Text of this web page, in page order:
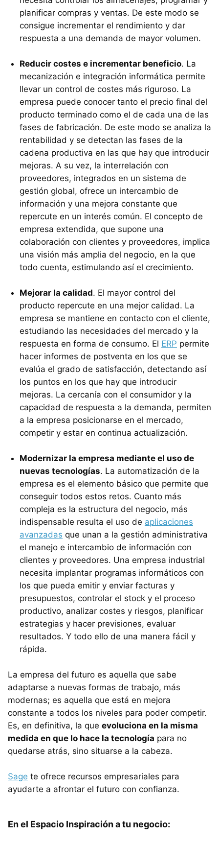
planificar compras y ventas. De este modo se
consigue incrementar el rendimiento y dar
respuesta a una demanda de mayor volumen.
Reducir costes e incrementar beneficio. La
mecanización e integración informática permite
llevar un control de costes más riguroso. La
empresa puede conocer tanto el precio final del
producto terminado como el de cada una de las
fases de fabricación. De este modo se analiza la
rentabilidad y se detectan las fases de la
cadena productiva en las que hay que introducir
mejoras. A su vez, la interrelación con
proveedores, integrados en un sistema de
gestión global, ofrece un intercambio de
información y una mejora constante que
repercute en un interés común. El concepto de
empresa extendida, que supone una
colaboración con clientes y proveedores, implica
una visión más amplia del negocio, en la que
todo cuenta, estimulando así el crecimiento.
Mejorar la calidad. El mayor control del
producto repercute en una mejor calidad. La
empresa se mantiene en contacto con el cliente,
estudiando las necesidades del mercado y la
respuesta en forma de consumo. El ERP permite
hacer informes de postventa en los que se
evalúa el grado de satisfacción, detectando así
los puntos en los que hay que introducir
mejoras. La cercanía con el consumidor y la
capacidad de respuesta a la demanda, permiten
a la empresa posicionarse en el mercado,
competir y estar en continua actualización.
Modernizar la empresa mediante el uso de
nuevas tecnologías. La automatización de la
empresa es el elemento básico que permite que
conseguir todos estos retos. Cuanto más
compleja es la estructura del negocio, más
indispensable resulta el uso de aplicaciones
avanzadas que unan a la gestión administrativa
el manejo e intercambio de información con
clientes y proveedores. Una empresa industrial
necesita implantar programas informáticos con
los que pueda emitir y enviar facturas y
presupuestos, controlar el stock y el proceso
productivo, analizar costes y riesgos, planificar
estrategias y hacer previsiones, evaluar
resultados. Y todo ello de una manera fácil y
rápida.
La empresa del futuro es aquella que sabe
adaptarse a nuevas formas de trabajo, más
modernas; es aquella que está en mejora
constante a todos los niveles para poder competir.
Es, en definitiva, la que evoluciona en la misma
medida en que lo hace la tecnología para no
quedarse atrás, sino situarse a la cabeza.
Sage te ofrece recursos empresariales para
ayudarte a afrontar el futuro con confianza.
En el Espacio Inspiración a tu negocio: